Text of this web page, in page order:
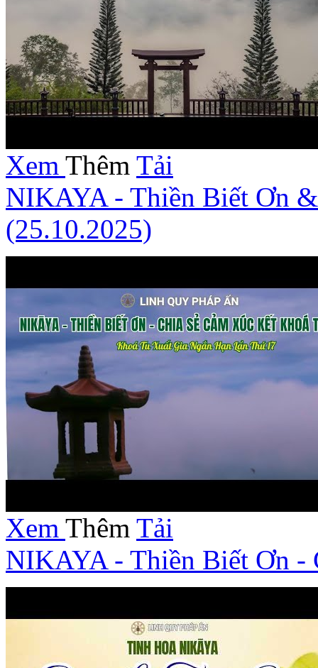
Xem Thêm Tải
NIKAYA - Thiền Biết Ơn
(25.10.2025)
Xem Thêm Tải
NIKAYA - Thiền Biết Ơn -